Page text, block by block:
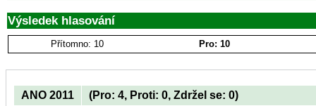
Výsledek hlasování
Přítomno: 10 Pro: 10
ANO 2011 (Pro: 4, Proti: 0, Zdržel se: 0)